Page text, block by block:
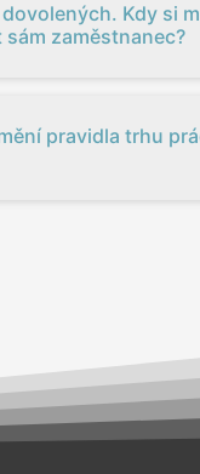
Kdy si
zaměstnanec?
pravidla trhu